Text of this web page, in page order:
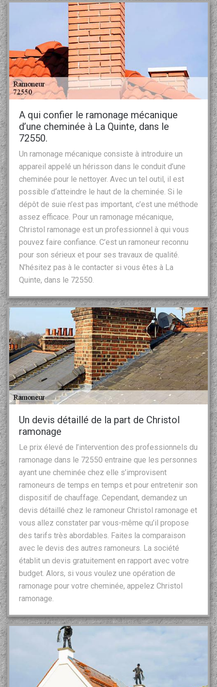
A qui confier le ramonage mécanique
d’une cheminée à La Quinte, dans le
72550.
Un ramonage mécanique consiste à introduire un
appareil appelé un hérisson dans le conduit d’une
cheminée pour le nettoyer. Avec un tel outil, il est
possible d‘atteindre le haut de la cheminée. Si le
dépôt de suie n’est pas important, c’est une méthode
assez efficace. Pour un ramonage mécanique,
Christol ramonage est un professionnel à qui vous
pouvez faire confiance. C’est un ramoneur reconnu
pour son sérieux et pour ses travaux de qualité.
N’hésitez pas à le contacter si vous êtes à La
Quinte, dans le 72550.
Un devis détaillé de la part de Christol
ramonage
Le prix élevé de l’intervention des professionnels du
ramonage dans le 72550 entraine que les personnes
ayant une cheminée chez elle s’improvisent
ramoneurs de temps en temps et pour entretenir son
dispositif de chauffage. Cependant, demandez un
devis détaillé chez le ramoneur Christol ramonage et
vous allez constater par vous-même qu’il propose
des tarifs très abordables. Faites la comparaison
avec le devis des autres ramoneurs. La société
établit un devis gratuitement en rapport avec votre
budget. Alors, si vous voulez une opération de
ramonage pour votre cheminée, appelez Christol
ramonage.